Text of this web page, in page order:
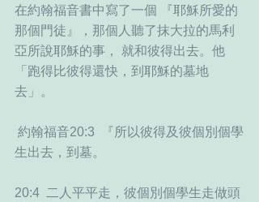
在約翰福音書中寫了一個 『耶穌所愛的
那個門徒』，那個人聽了抹大拉的馬利
亞所說耶穌的事， 就和彼得出去。他
「跑得比彼得還快，到耶穌的墓地
去」。
生出去，到墓。
20:4  二人平平走，彼個別個學生走做頭